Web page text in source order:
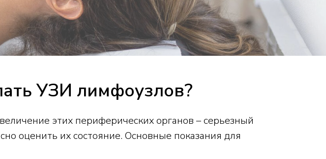
УЗИ лимфоузлов?
этих периферических органов – серьезный
оценить их состояние. Основные показания для